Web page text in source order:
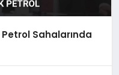
Petrol Sahalarında